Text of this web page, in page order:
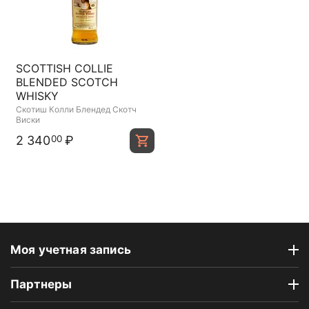
SCOTTISH COLLIE
BLENDED SCOTCH
WHISKY
Скотиш Колли Блендед Скотч
Виски
2 34000 ₽
Моя учетная запись
Партнеры